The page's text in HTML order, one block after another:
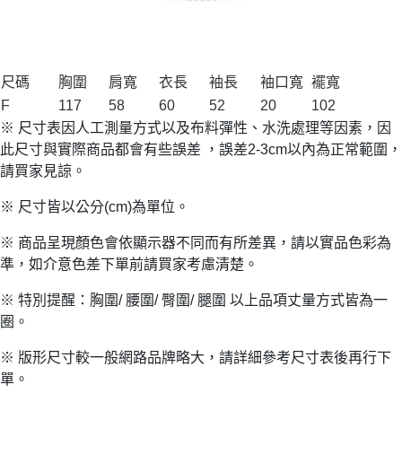
尺碼 胸圍 肩寬 衣長 袖長 袖口寬 襬寬
F
117 58 60 52 20
102
※ 尺寸表因人工測量方式以及布料彈性、水洗處理等因素，因
此尺寸與實際商品都會有些誤差 ，誤差2-3cm以內為正常範圍，
請買家見諒。
※ 尺寸皆以公分(cm)為單位。
※ 商品呈現顏色會依顯示器不同而有所差異，請以實品色彩為
準，如介意色差下單前請買家考慮清楚。
※ 特別提醒：胸圍/ 腰圍/ 臀圍/ 腿圍 以上品項丈量方式皆為一
圈。
※ 版形尺寸較一般網路品牌略大，請詳細參考尺寸表後再行下
單。